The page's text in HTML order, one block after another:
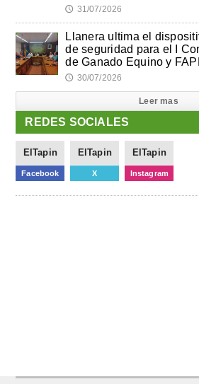
🕔 31/07/2026
Llanera ultima el
de seguridad para el I
de Ganado Equino y
🕔 30/07/2026
Leer mas
REDES SOCIALES
ElTapin
Facebook
ElTapin
X
ElTapin
Instagram